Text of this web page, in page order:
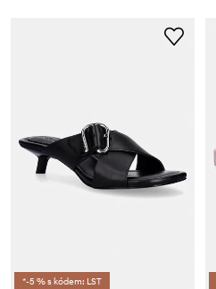
*-5 % s kódem: LST